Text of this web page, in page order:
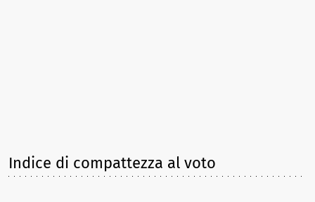
Indice di compattezza al voto